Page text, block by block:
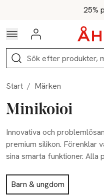
Hoppa till navigationsmenyn
25%
För
Logga in
Sök
Start / Märken
Minikoioi
Innovativa och
premium silikon. Förenklar
sina smarta funktioner. Alla
Hoppa till produktsidan
Barn & ungdom